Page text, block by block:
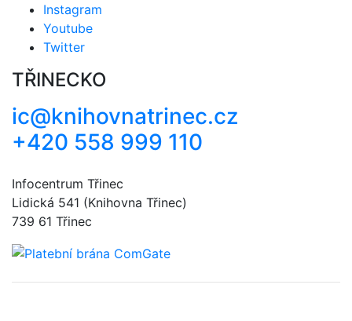
Instagram
Youtube
Twitter
TŘINECKO
ic@knihovnatrinec.cz
+420 558 999 110
Infocentrum Třinec
Lidická 541 (Knihovna Třinec)
739 61 Třinec